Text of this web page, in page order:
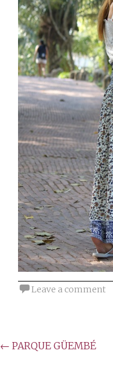
Leave a comment
Post
← PARQUE GÜEMBÉ